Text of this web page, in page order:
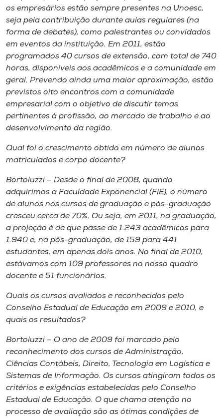
os empresários estão sempre presentes na Unoesc,
seja pela contribuição durante aulas regulares (na
forma de debates), como palestrantes ou convidados
em eventos da instituição. Em 2011, estão
programados 40 cursos de extensão, com total de 740
horas, disponíveis aos acadêmicos e a comunidade em
geral. Prevendo ainda uma maior aproximação, estão
previstos oito encontros com a comunidade
empresarial com o objetivo de discutir temas
pertinentes à profissão, ao mercado de trabalho e ao
desenvolvimento da região.
Qual foi o crescimento obtido em número de alunos
matriculados e corpo docente?
Bortoluzzi – Desde o final de 2008, quando
adquirimos a Faculdade Exponencial (FIE), o número
de alunos nos cursos de graduação e pós-graduação
cresceu cerca de 70%. Ou seja, em 2011, na graduação,
a projeção é de que passe de 1.243 acadêmicos para
1.940 e, na pós-graduação, de 159 para 441
estudantes, em apenas dois anos. No final de 2010,
estávamos com 109 professores no nosso quadro
docente e 51 funcionários.
Quais os cursos avaliados e reconhecidos pelo
Conselho Estadual de Educação em 2009 e 2010, e
quais os resultados?
Bortoluzzi – O ano de 2009 foi marcado pelo
reconhecimento dos cursos de Administração,
Ciências Contábeis, Direito, Tecnologia em Logística e
Sistemas de Informação. Os cursos atingiram todos os
critérios e exigências estabelecidas pelo Conselho
Estadual de Educação. O que chama atenção no
processo de avaliação são as ótimas condições de